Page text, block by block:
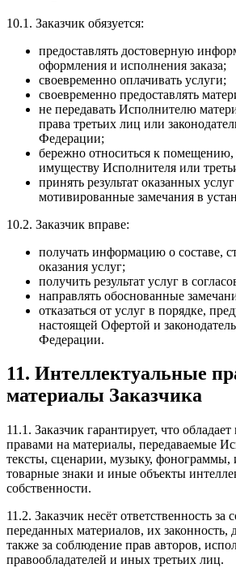
10.1. Заказчик обязуется:
предоставлять достоверную
оформления и исполнения заказа;
своевременно оплачивать услуги;
своевременно предоставлять
не передавать Исполнителю
права третьих лиц или
Федерации;
бережно относиться к
имуществу Исполнителя или
принять результат оказанных
мотивированные замечания в
10.2. Заказчик вправе:
получать информацию о составе,
оказания услуг;
получить результат услуг в
направлять обоснованные
отказаться от услуг в порядке,
настоящей Офертой и
Федерации.
11. Интеллектуальные
материалы Заказчика
11.1. Заказчик гарантирует, что
правами на материалы, передаваемые
тексты, сценарии, музыку, фонограммы,
товарные знаки и иные объекты
собственности.
11.2. Заказчик несёт ответственность за
переданных материалов, их законность,
также за соблюдение прав авторов,
правообладателей и иных третьих лиц.